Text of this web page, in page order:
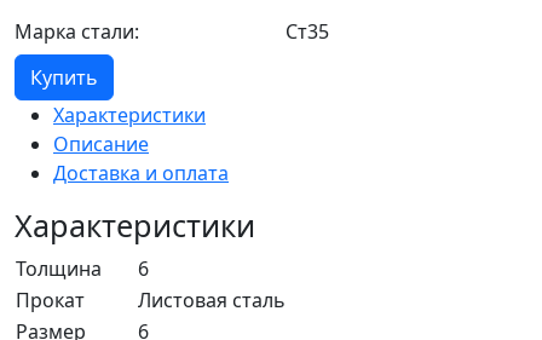
Марка стали:
Ст35
Купить
Характеристики
Описание
Доставка и оплата
Характеристики
Толщина
6
Прокат
Листовая сталь
Размер
6